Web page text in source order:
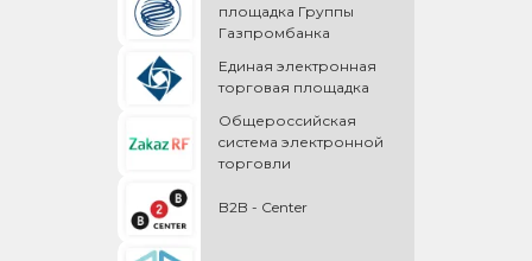
площадка Группы
Газпромбанка
Единая электронная
торговая площадка
Общероссийская
cистема электронной
торговли
B2B - Center